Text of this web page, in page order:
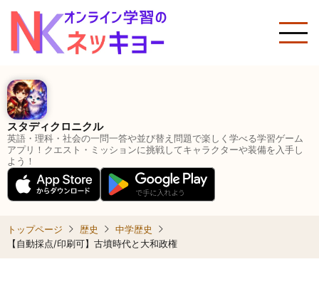
メ
ン
テ
ン
ツ
に
移
スタディクロニクル
英語・理科・社会の一問一答や並び替え問題で楽しく学べる学習ゲーム
アプリ！クエスト・ミッションに挑戦してキャラクターや装備を入手し
よう！
トップページ 歴史
中学歴史
【自動採点/印刷可】古墳時代と大和政権